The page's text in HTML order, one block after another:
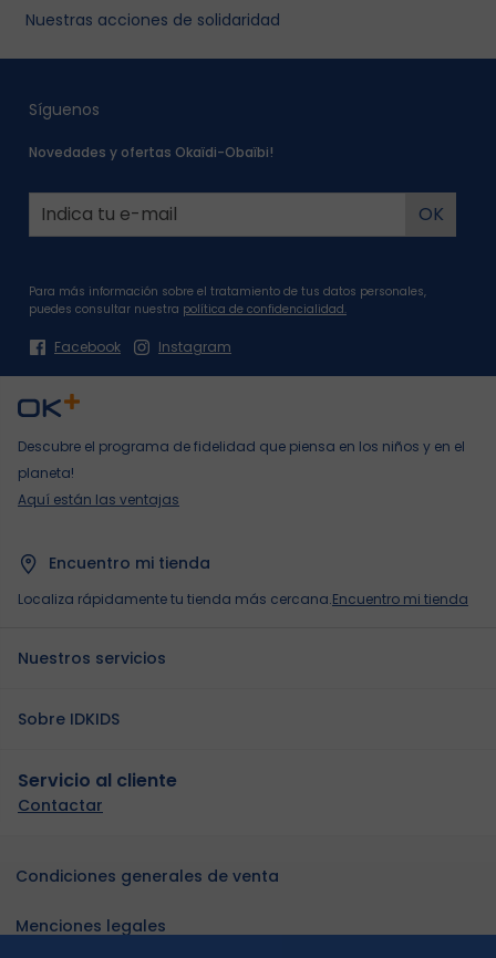
Nuestras acciones de solidaridad
Síguenos
Novedades y ofertas Okaïdi-Obaïbi!
Para más información sobre el tratamiento de tus datos personales,
puedes consultar nuestra política de confidencialidad.
Facebook Instagram
Descubre el programa de fidelidad que piensa en los niños y en el
planeta!
Aquí están las ventajas
Encuentro mi tienda
Localiza rápidamente tu tienda más cercana.Encuentro mi tienda
Nuestros servicios
Sobre IDKIDS
Servicio al cliente
Contactar
Condiciones generales de venta
Menciones legales